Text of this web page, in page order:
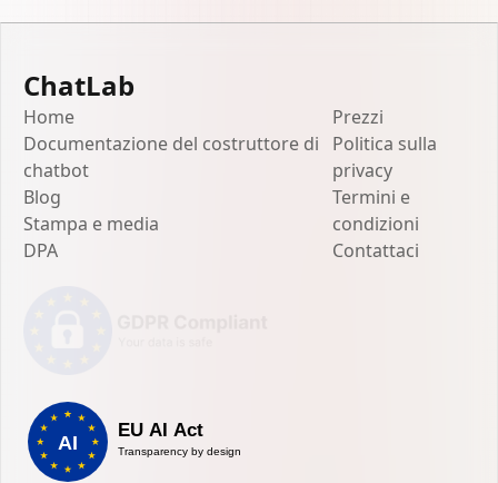
ChatLab
Home
Documentazione del costruttore di
chatbot
Blog
Stampa e media
DPA
Prezzi
Politica sulla
privacy
Termini e
condizioni
Contattaci